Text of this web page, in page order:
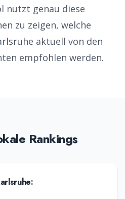
nutzt genau diese
zu zeigen, welche
aktuell von den
empfohlen werden.
Rankings
: